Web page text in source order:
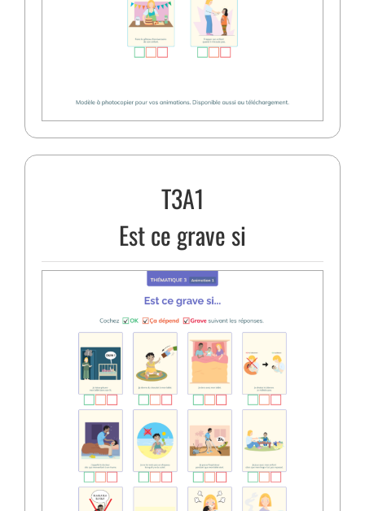
T3A1
Est ce grave si